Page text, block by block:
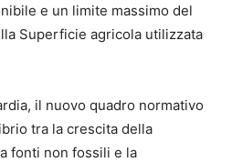
e un limite massimo del
Superficie agricola utilizzata
il nuovo quadro normativo
tra la crescita della
fonti non fossili e la